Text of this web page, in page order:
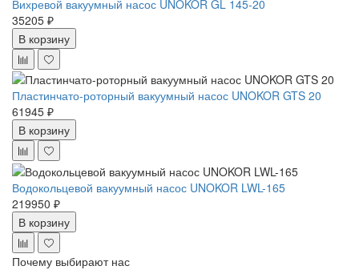
Вихревой вакуумный насос UNOKOR GL 145-20
35205 ₽
В корзину
Пластинчато-роторный вакуумный насос UNOKOR GTS 20
61945 ₽
В корзину
Водокольцевой вакуумный насос UNOKOR LWL-165
219950 ₽
В корзину
Почему выбирают нас